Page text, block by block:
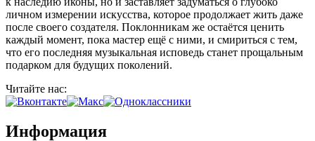
личном измерении искусства, которое продолжает жить даже
после своего создателя. Поклонникам же остаётся ценить
каждый момент, пока мастер ещё с ними, и смириться с тем,
что его последняя музыкальная исповедь станет прощальным
подарком для будущих поколений.
Читайте нас:
Информация